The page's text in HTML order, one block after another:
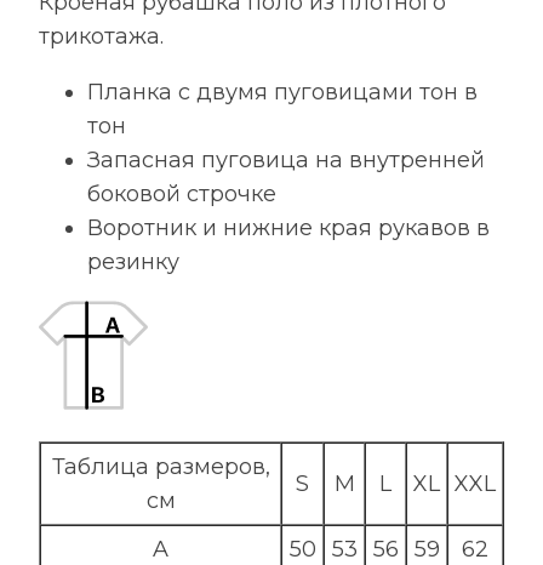
трикотажа.
Планка с двумя пуговицами тон в
тон
Запасная пуговица на внутренней
боковой строчке
Воротник и нижние края рукавов в
резинку
Таблица размеров,
см
S M L XL XXL
A 50 53 56 59
62